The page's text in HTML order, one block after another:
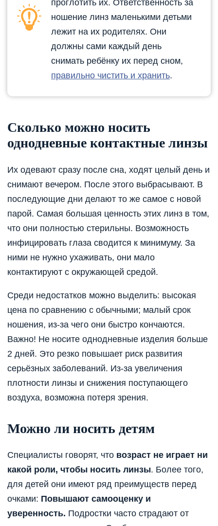
проглотить их. Ответственность за
ношение линз маленькими детьми
лежит на их родителях. Они
должны сами каждый день
снимать ребёнку их перед сном,
правильно чистить и хранить.
Сколько можно носить
однодневные контактные линзы
Их одевают сразу после сна, ходят целый день и
снимают вечером. После этого выбрасывают. В
последующие дни делают то же самое с новой
парой. Самая большая ценность этих линз в том,
что они полностью стерильны. Возможность
инфицировать глаза сводится к минимуму. За
ними не нужно ухаживать, они мало
контактируют с окружающей средой.
Среди недостатков можно выделить: высокая
цена по сравнению с обычными; малый срок
ношения, из-за чего они быстро кончаются.
Важно! Не носите однодневные изделия больше
2 дней. Это резко повышает риск развития
серьёзных заболеваний. Из-за увеличения
плотности линзы и снижения поступающего
воздуха, возможна потеря зрения.
Можно ли носить детям
Специалисты говорят, что возраст не играет ни
какой роли, чтобы носить линзы. Более того,
для детей они имеют ряд преимуществ перед
очками: Повышают самооценку и
уверенность. Подростки часто страдают от